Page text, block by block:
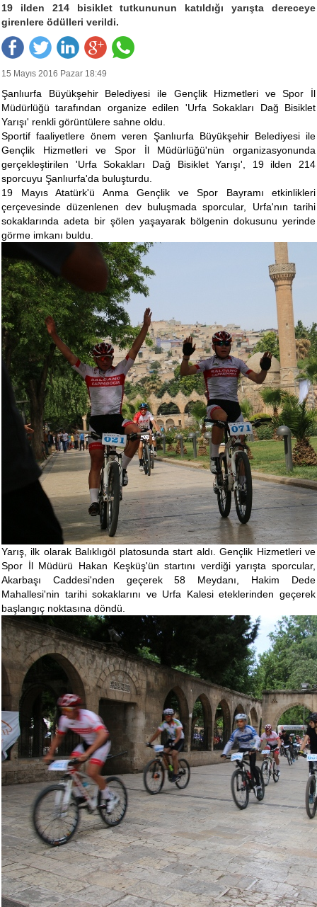
19 ilden 214 bisiklet tutkununun katıldığı yarışta dereceye
girenlere ödülleri verildi.
15 Mayıs 2016 Pazar 18:49
Şanlıurfa Büyükşehir Belediyesi ile Gençlik Hizmetleri ve Spor İl
Müdürlüğü tarafından organize edilen 'Urfa Sokakları Dağ Bisiklet
Yarışı' renkli görüntülere sahne oldu.
Sportif faaliyetlere önem veren Şanlıurfa Büyükşehir Belediyesi ile
Gençlik Hizmetleri ve Spor İl Müdürlüğü'nün organizasyonunda
gerçekleştirilen 'Urfa Sokakları Dağ Bisiklet Yarışı', 19 ilden 214
sporcuyu Şanlıurfa'da buluşturdu.
19 Mayıs Atatürk'ü Anma Gençlik ve Spor Bayramı etkinlikleri
çerçevesinde düzenlenen dev buluşmada sporcular, Urfa'nın tarihi
sokaklarında adeta bir şölen yaşayarak bölgenin dokusunu yerinde
görme imkanı buldu.
Yarış, ilk olarak Balıklıgöl platosunda start aldı. Gençlik Hizmetleri ve
Spor İl Müdürü Hakan Keşküş'ün startını verdiği yarışta sporcular,
Akarbaşı Caddesi'nden geçerek 58 Meydanı, Hakim Dede
Mahallesi'nin tarihi sokaklarını ve Urfa Kalesi eteklerinden geçerek
başlangıç noktasına döndü.